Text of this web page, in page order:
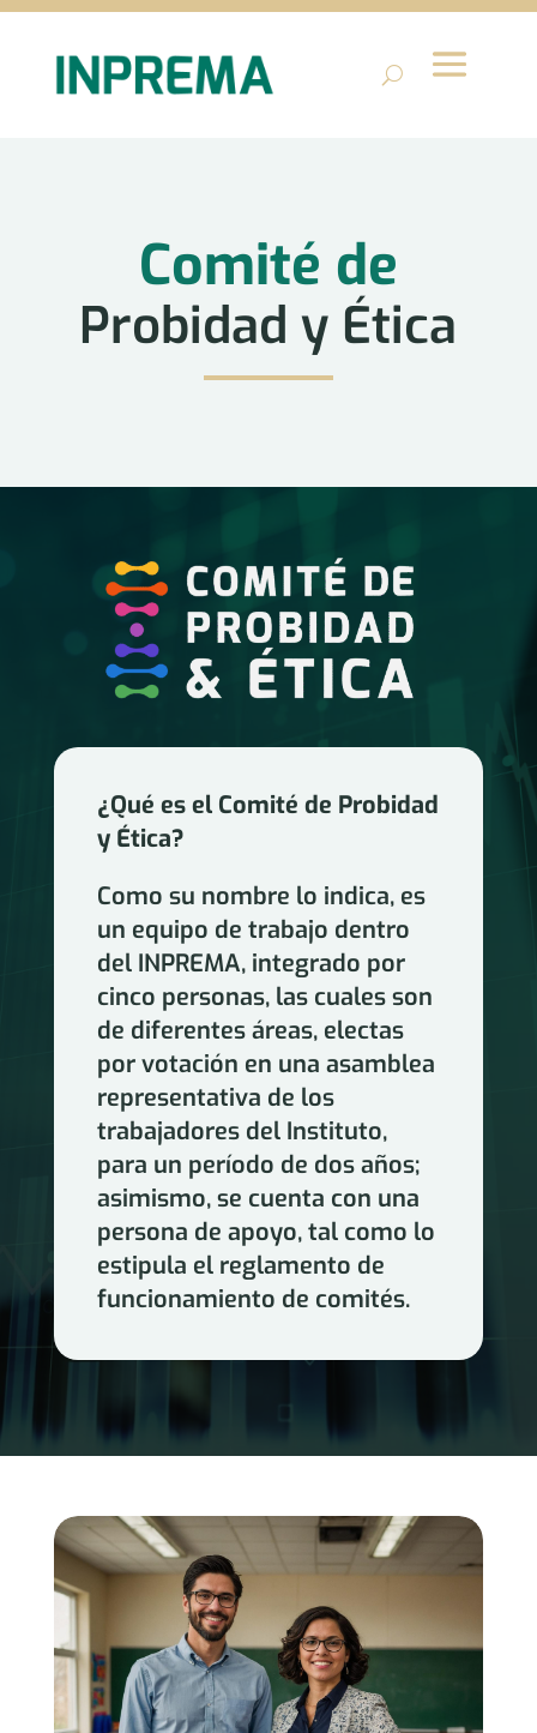
Comité de
Probidad y Ética
¿Qué es el Comité de Probidad
y Ética?
Como su nombre lo indica, es
un equipo de trabajo dentro
del INPREMA, integrado por
cinco personas, las cuales son
de diferentes áreas, electas
por votación en una asamblea
representativa de los
trabajadores del Instituto,
para un período de dos años;
asimismo, se cuenta con una
persona de apoyo, tal como lo
estipula el reglamento de
funcionamiento de comités.